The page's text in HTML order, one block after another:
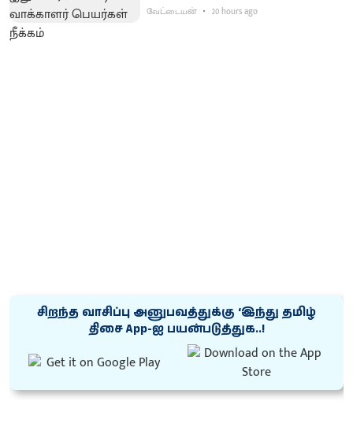
வேட்டையன் 20 hours ago
சிறந்த வாசிப்பு அனுபவத்துக்கு ‘இந்து தமிழ்
திசை App-ஐ பயன்படுத்துக..!